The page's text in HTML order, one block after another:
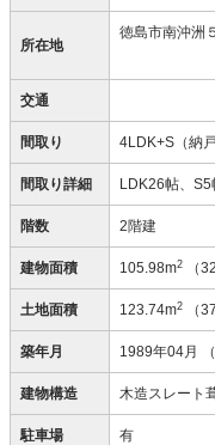
所在地
徳島市南沖洲
交通
間取り 4LDK+S（納戸
間取り詳細 LDK26帖、
階数 2階建
建物面積 105.98m2 （
土地面積 123.74m2 （
築年月 1989年04月
建物構造 木造スレート
駐車場 有